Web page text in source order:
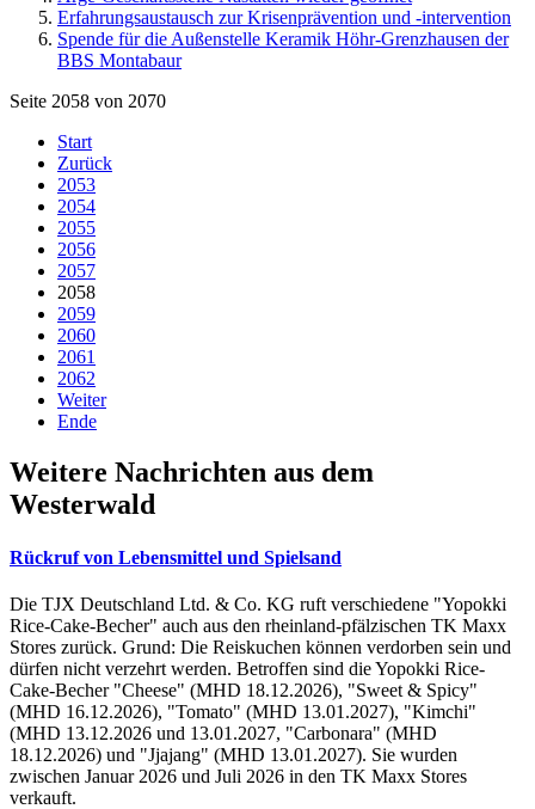
Erfahrungsaustausch zur Krisenprävention und -intervention
Spende für die Außenstelle Keramik Höhr-Grenzhausen der
BBS Montabaur
Seite 2058 von 2070
Start
Zurück
2053
2054
2055
2056
2057
2058
2059
2060
2061
2062
Weiter
Ende
Weitere Nachrichten aus dem
Westerwald
Rückruf von Lebensmittel und Spielsand
Die TJX Deutschland Ltd. & Co. KG ruft verschiedene "Yopokki
Rice-Cake-Becher" auch aus den rheinland-pfälzischen TK Maxx
Stores zurück. Grund: Die Reiskuchen können verdorben sein und
dürfen nicht verzehrt werden. Betroffen sind die Yopokki Rice-
Cake-Becher "Cheese" (MHD 18.12.2026), "Sweet & Spicy"
(MHD 16.12.2026), "Tomato" (MHD 13.01.2027), "Kimchi"
(MHD 13.12.2026 und 13.01.2027, "Carbonara" (MHD
18.12.2026) und "Jjajang" (MHD 13.01.2027). Sie wurden
zwischen Januar 2026 und Juli 2026 in den TK Maxx Stores
verkauft.